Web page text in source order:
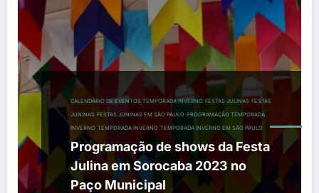
CALENDÁRIO DE EVENTOS TEMPORADA INVERNO FESTAS JULINAS FESTAS
JUNINAS FESTAS JUNINAS EM SÃO PAULO PROGRAMAÇÃO TEMPORADA
INVERNO TEMPORADA INVERNO TEMPORADA INVERNO EM SÃO PAULO
Programação de shows da Festa
Julina em Sorocaba 2023 no
Paço Municipal